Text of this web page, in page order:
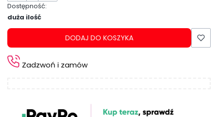
Dostępność:
duża ilość
DODAJ DO KOSZYKA
Zadzwoń i zamów